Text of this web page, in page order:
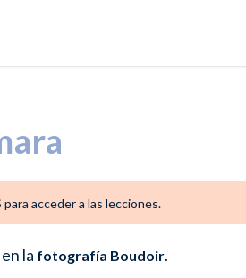
acceder a las lecciones.
la fotografía Boudoir.